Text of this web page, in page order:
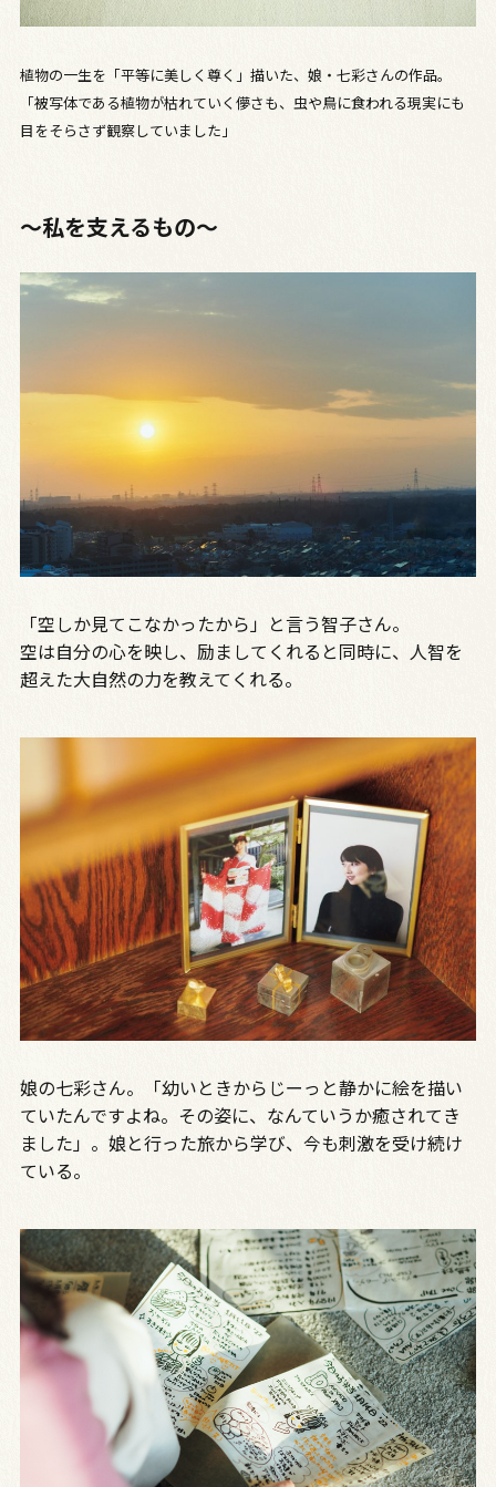
植物の一生を「平等に美しく尊く」描いた、娘・七彩さんの作品。
「被写体である植物が枯れていく儚さも、虫や鳥に食われる現実にも
目をそらさず観察していました」
〜私を支えるもの〜
「空しか見てこなかったから」と言う智子さん。
空は自分の心を映し、励ましてくれると同時に、人智を
超えた大自然の力を教えてくれる。
娘の七彩さん。「幼いときからじーっと静かに絵を描い
ていたんですよね。その姿に、なんていうか癒されてき
ました」。娘と行った旅から学び、今も刺激を受け続け
ている。